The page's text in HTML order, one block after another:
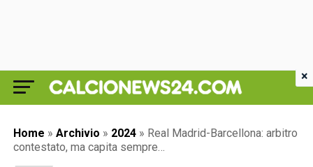
Home » Archivio » 2024 » Real Madrid-Barcellona: arbitro
contestato, ma capita sempre…
×